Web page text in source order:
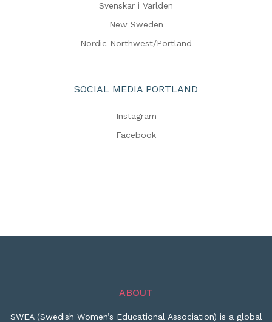
Svenskar i Världen
New Sweden
Nordic Northwest/Portland
SOCIAL MEDIA PORTLAND
Instagram
Facebook
ABOUT
SWEA (Swedish Women’s Educational Association) is a global